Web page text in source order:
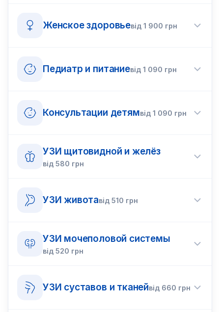
Женское здоровьевід 1 900 грн
Педиатр и питаниевід 1 090 грн
Консультации детямвід 1 090 грн
УЗИ щитовидной и желёз
від 580 грн
УЗИ животавід510 грн
УЗИ мочеполовой системы
від 520 грн
УЗИ суставов и тканейвід 660 грн